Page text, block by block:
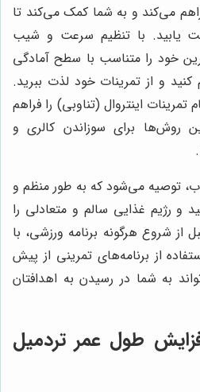
می‌کند و به شما کمک می‌کند تا
یابید. با تنظیم سرعت و شیب
خود را متناسب با سطح آمادگی
و از تمرینات خود لذت ببرید.
اینتروال (تناوبی) را فراهم
روش‌ها برای سوزاندن کالری و
توصیه می‌شود که به طور منظم و
و رژیم غذایی سالم و متعادلی را
از شروع هرگونه برنامه ورزشی، با
از برنامه‌های تمرینی از پیش
به شما در رسیدن به اهدافتان
طول عمر تردمیل